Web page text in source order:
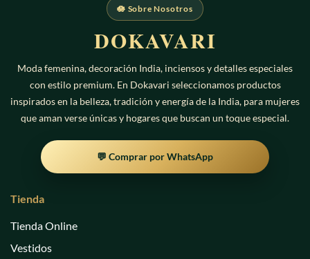
🪷 Sobre Nosotros
DOKAVARI
Moda femenina, decoración India, inciensos y detalles especiales
con estilo premium. En Dokavari seleccionamos productos
inspirados en la belleza, tradición y energía de la India, para mujeres
que aman verse únicas y hogares que buscan un toque especial.
💬 Comprar por WhatsApp
Tienda
Tienda Online
Vestidos